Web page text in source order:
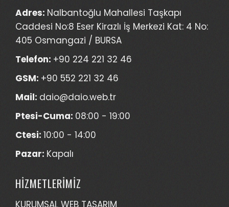
Adres: Nalbantoğlu Mahallesi Taşkapı
Caddesi No:8 Eser Kirazlı İş Merkezi Kat: 4 No:
405 Osmangazi / BURSA
Telefon: +90 224 221 32 46
GSM: +90 552 221 32 46
Mail: daio@daio.web.tr
Ptesi-Cuma: 08:00 - 19:00
Ctesi: 10:00 - 14:00
Pazar: Kapalı
HİZMETLERİMİZ
KURUMSAL WEB TASARIM